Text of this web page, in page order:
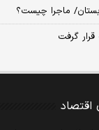
گرفت
اقتصاد